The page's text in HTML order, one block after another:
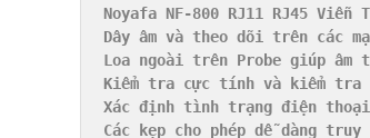
Noyafa NF-800 RJ11 RJ45 Viễn
Dây âm và theo dõi trên các
Loa ngoài trên Probe giúp âm
Kiểm tra cực tính và kiểm tra
Xác định tình trạng điện thoại,
Các kẹp cho phép dễ dàng